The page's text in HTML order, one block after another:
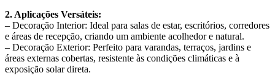
2. Aplicações Versáteis:
– Decoração Interior: Ideal para salas de estar, escritórios, corredores
e áreas de recepção, criando um ambiente acolhedor e natural.
– Decoração Exterior: Perfeito para varandas, terraços, jardins e
áreas externas cobertas, resistente às condições climáticas e à
exposição solar direta.